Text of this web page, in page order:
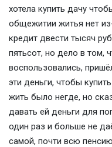
хотела купить дачу
общежитии житья нет
кредит двести тысяч
пятьсот, но дело в том,
воспользовались,
эти деньги, чтобы
жить было негде, но
давать ей деньги для
один раз и больше не
самой, почти всю